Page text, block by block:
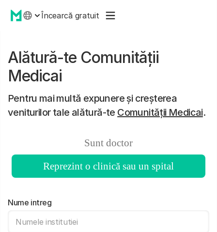
Încearcă gratuit
Alătură-te Comunității
Medicai
Pentru mai multă expunere și creșterea
veniturilor tale alătură-te Comunității Medicai.
Sunt doctor
Reprezint o clinică sau un spital
Nume intreg